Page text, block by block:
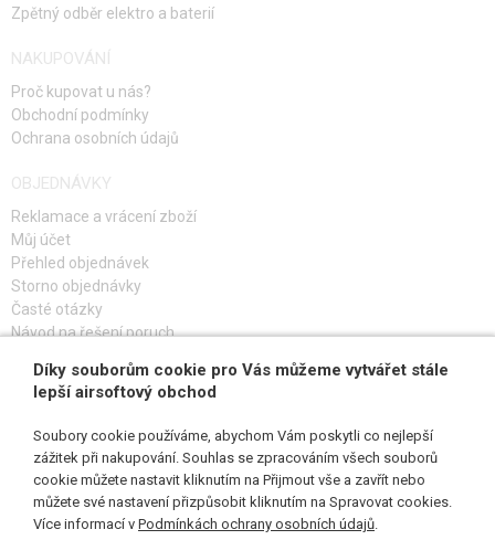
Zpětný odběr elektro a baterií
NAKUPOVÁNÍ
Proč kupovat u nás?
Obchodní podmínky
Ochrana osobních údajů
OBJEDNÁVKY
Reklamace a vrácení zboží
Můj účet
Přehled objednávek
Storno objednávky
Časté otázky
Návod na řešení poruch
PŘIHLAŠ SE K ODBĚRU
SLEDUJ NÁS
Díky souborům cookie pro Vás můžeme vytvářet stále
lepší airsoftový obchod
Soubory cookie používáme, abychom Vám poskytli co nejlepší
zážitek při nakupování. Souhlas se zpracováním všech souborů
cookie můžete nastavit kliknutím na Přijmout vše a zavřít nebo
můžete své nastavení přizpůsobit kliknutím na Spravovat cookies.
Více informací v Podmínkách ochrany osobních údajů.